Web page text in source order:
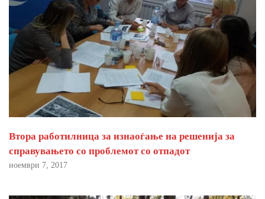
Втора работилница за изнаоѓање на решенија за
справувањето со проблемот со отпадот
ноември 7, 2017